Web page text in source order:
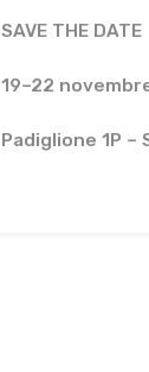
SAVE THE DATE
19–22
Padiglione 1P –